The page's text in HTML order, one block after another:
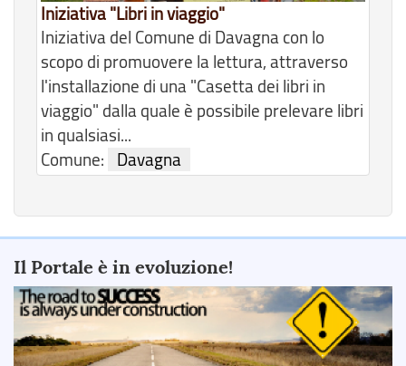
Iniziativa "Libri in viaggio"
Iniziativa del Comune di Davagna con lo
scopo di promuovere la lettura, attraverso
l'installazione di una "Casetta dei libri in
viaggio" dalla quale è possibile prelevare libri
in qualsiasi...
Comune:
Davagna
Il Portale è in evoluzione!